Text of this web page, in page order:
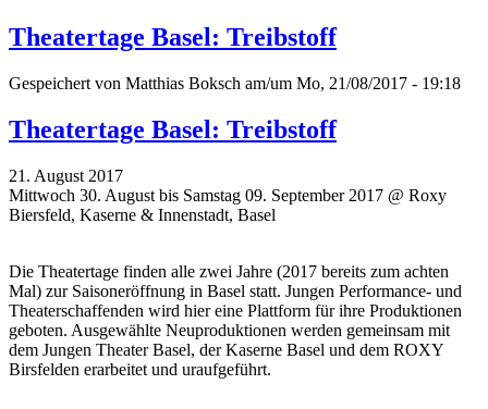
Theatertage Basel: Treibstoff
Gespeichert von Matthias Boksch am/um Mo, 21/08/2017 - 19:18
Theatertage Basel: Treibstoff
21. August 2017
Mittwoch 30. August bis Samstag 09. September 2017 @ Roxy
Biersfeld, Kaserne & Innenstadt, Basel
Die Theatertage finden alle zwei Jahre (2017 bereits zum achten
Mal) zur Saisoneröffnung in Basel statt. Jungen Performance- und
Theaterschaffenden wird hier eine Plattform für ihre Produktionen
geboten. Ausgewählte Neuproduktionen werden gemeinsam mit
dem Jungen Theater Basel, der Kaserne Basel und dem ROXY
Birsfelden erarbeitet und uraufgeführt.